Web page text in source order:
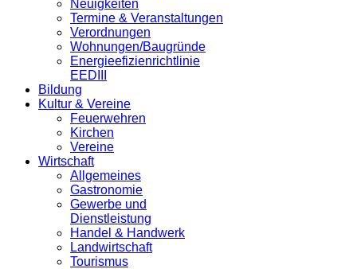
Neuigkeiten
Termine & Veranstaltungen
Verordnungen
Wohnungen/Baugründe
Energieefizienrichtlinie
EEDIII
Bildung
Kultur & Vereine
Feuerwehren
Kirchen
Vereine
Wirtschaft
Allgemeines
Gastronomie
Gewerbe und
Dienstleistung
Handel & Handwerk
Landwirtschaft
Tourismus